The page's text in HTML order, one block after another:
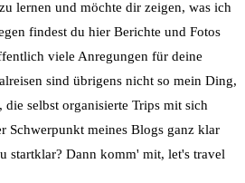
lernen und möchte dir zeigen, was ich
findest du hier Berichte und Fotos
viele Anregungen für deine
sind übrigens nicht so mein Ding,
die selbst organisierte Trips mit sich
Schwerpunkt meines Blogs ganz klar
startklar? Dann komm' mit, let's travel